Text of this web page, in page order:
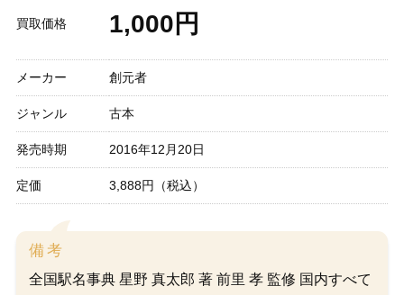
買取価格 1,000円
メーカー 創元者
ジャンル 古本
発売時期 2016年12月20日
定価 3,888円（税込）
備考
全国駅名事典 星野 真太郎 著 前里 孝 監修 国内すべて